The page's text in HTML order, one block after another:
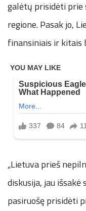
galėtų prisidėti prie
regione. Pasak jo,
finansiniais ir kitais
„Lietuva prieš
diskusija, jau išsakė
pasiruošę prisidėti